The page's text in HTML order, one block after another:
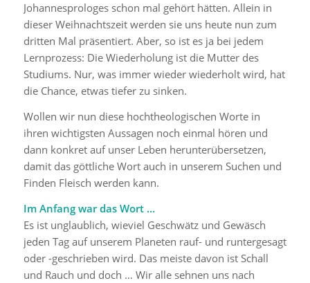
Johannesprologes schon mal gehört hätten. Allein in
dieser Weihnachtszeit werden sie uns heute nun zum
dritten Mal präsentiert. Aber, so ist es ja bei jedem
Lernprozess: Die Wiederholung ist die Mutter des
Studiums. Nur, was immer wieder wiederholt wird, hat
die Chance, etwas tiefer zu sinken.
Wollen wir nun diese hochtheologischen Worte in
ihren wichtigsten Aussagen noch einmal hören und
dann konkret auf unser Leben herunterübersetzen,
damit das göttliche Wort auch in unserem Suchen und
Finden Fleisch werden kann.
Im Anfang war das Wort …
Es ist unglaublich, wieviel Geschwätz und Gewäsch
jeden Tag auf unserem Planeten rauf- und runtergesagt
oder -geschrieben wird. Das meiste davon ist Schall
und Rauch und doch … Wir alle sehnen uns nach